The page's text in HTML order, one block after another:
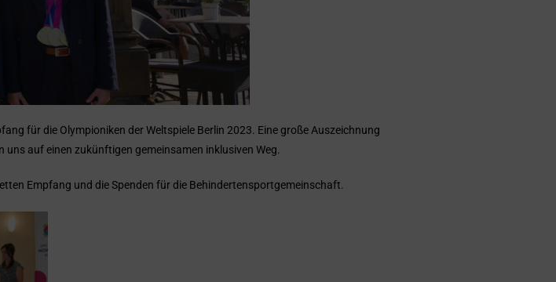
für die Olympioniken der Weltspiele Berlin 2023. Eine große Auszeichnung
auf einen zukünftigen gemeinsamen inklusiven Weg.
Empfang und die Spenden für die Behindertensportgemeinschaft.